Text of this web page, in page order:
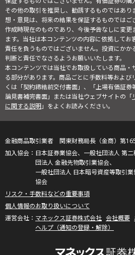
その他の取引を推奨し、勧誘するものではあ
想・意見は、将来の結果を保証するものではご
作成時現在のものであり、今後予告なしに変
ます。当社は本コンテンツの内容に依拠して
責任を負うものではございません。投資にかか
判断と責任でなさるようお願いいたします。
本コンテンツでは当社でお取扱している商品
る部分があります。商品ごとに手数料等および
くは「契約締結前交付書面」、「上場有価証
論見書補完書面」または当社ウェブサイトの「
に関する説明」をよくお読みください。
金融商品取引業者 関東財務局長（金商）第
日本証券業協会、一般社団法人 第
団法人 金融先物取引業協会、
一般社団法人 日本暗号資産等取引
協会
リスク・手数料などの重要事項
個人情報のお取り扱いについて
マネックス証券株式会社 会社概要
ヘルプ（通知の登録・解除）